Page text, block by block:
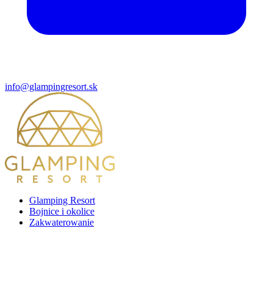
info@glampingresort.sk
Glamping Resort
Bojnice i okolice
Zakwaterowanie